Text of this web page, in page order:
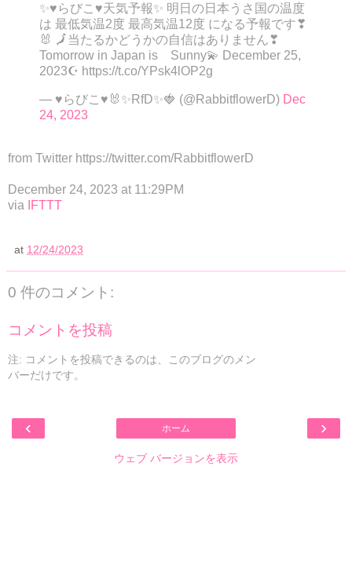
✨♥らびこ♥天気予報✨ 明日の日本うさ国の温度
は 最低気温2度 最高気温12度 になる予報です❣
🐰 🗾当たるかどうかの自信はありません❣
Tomorrow in Japan is Sunny💫 December 25,
2023☪ https://t.co/YPsk4lOP2g
— ♥らびこ♥🐰✨RfD✨🍓 (@RabbitflowerD) Dec
24, 2023
from Twitter https://twitter.com/RabbitflowerD
December 24, 2023 at 11:29PM
via IFTTT
at 12/24/2023
0 件のコメント:
コメントを投稿
注: コメントを投稿できるのは、このブログのメン
バーだけです。
‹ ›
ホーム
ウェブ バージョンを表示